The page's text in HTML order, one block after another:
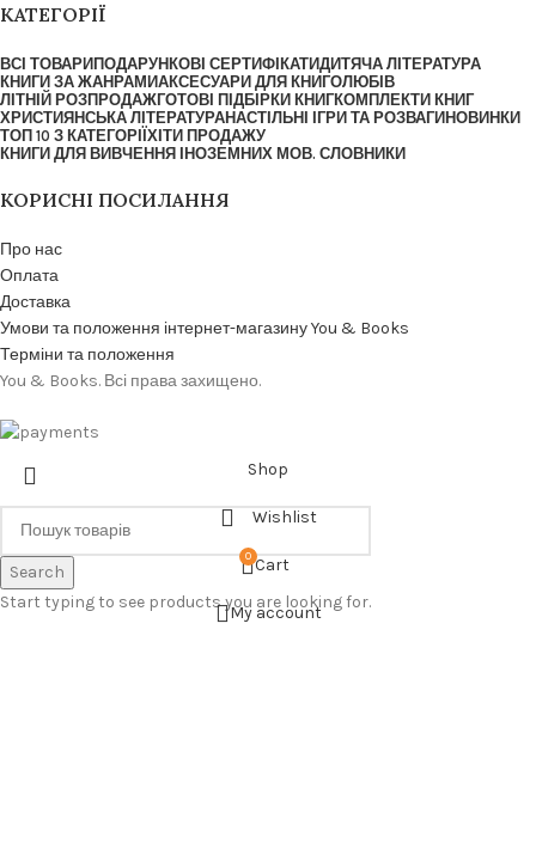
КАТЕГОРІЇ
ВСІ ТОВАРИ ПОДАРУНКОВІ СЕРТИФІКАТИДИТЯЧА ЛІТЕРАТУРА
КНИГИ ЗА ЖАНРАМИАКСЕСУАРИ ДЛЯ КНИГОЛЮБІВ
ЛІТНІЙ РОЗПРОДАЖГОТОВІ ПІДБІРКИ КНИГКОМПЛЕКТИ КНИГ
ХРИСТИЯНСЬКА ЛІТЕРАТУРАНАСТІЛЬНІ ІГРИ ТА РОЗВАГИ НОВИНКИ
ТОП 10 З КАТЕГОРІЇ ХІТИ ПРОДАЖУ
КНИГИ ДЛЯ ВИВЧЕННЯ ІНОЗЕМНИХ МОВ. СЛОВНИКИ
КОРИСНІ ПОСИЛАННЯ
Про нас
Оплата
Доставка
Умови та положення інтернет-магазину You & Books
Терміни та положення
You & Books. Всі права захищено.
Search
Start typing to see products you are looking for.
Shop
Wishlist
0 Cart
My account